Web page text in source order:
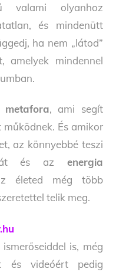
valami olyanhoz
és mindenütt
ha nem „látod”
amelyek mindennel
metafora, ami segít
És amikor
az könnyebbé teszi
és az energia
életed még több
telik meg.
is, még
és videóért pedig